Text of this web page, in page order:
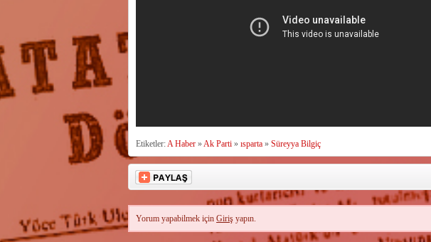
Etiketler:A Haber»Ak Parti» ısparta» Süreyya Bilgiç
Yorum yapabilmek içinGiriş yapın.